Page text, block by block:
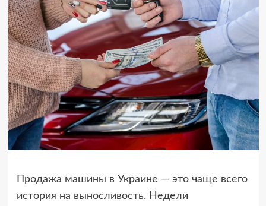
Продажа машины в Украине — это чаще всего
история на выносливость. Недели